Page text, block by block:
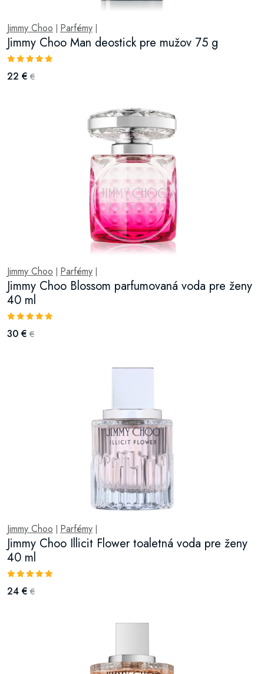
Jimmy Choo Parfémy
Jimmy Choo Man deostick pre mužov 75 g
22 € €
Jimmy Choo Parfémy
Jimmy Choo Blossom parfumovaná voda pre ženy
40 ml
30 € €
Jimmy Choo Parfémy
Jimmy Choo Illicit Flower toaletná voda pre ženy
40 ml
24 € €